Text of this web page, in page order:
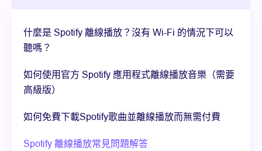
什麼是 Spotify 離線播放？沒有 Wi-Fi 的情況下可以
聽嗎？
如何使用官方 Spotify 應用程式離線播放音樂（需要
高級版）
如何免費下載Spotify歌曲並離線播放而無需付費
Spotify 離線播放常見問題解答